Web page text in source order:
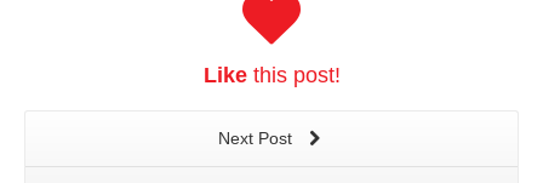
Likethis post!
Next Post